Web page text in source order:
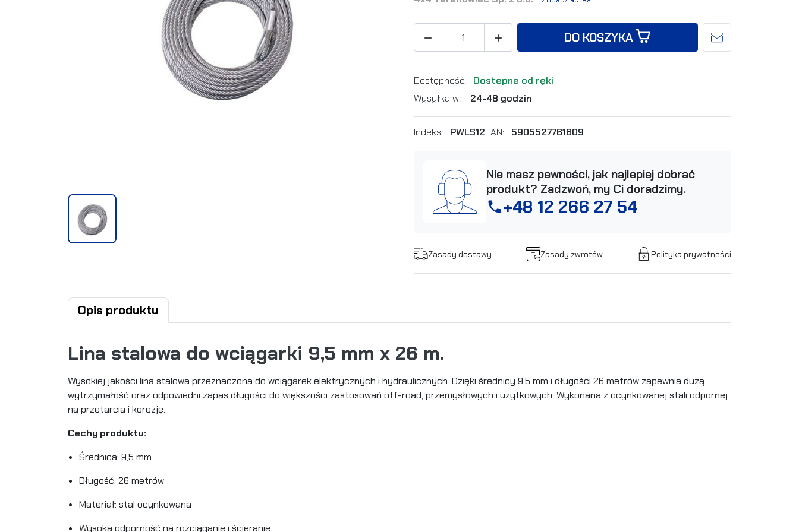
  DO KOSZYKA
Dostępność:
Dostepne od ręki
Wysyłka w:
24-48 godzin
Indeks: PWLS12EAN: 5905527761609
Nie masz pewności, jak najlepiej dobrać
produkt? Zadzwoń, my Ci doradzimy.
phone+48 12 266 27 54
Zasady dostawy Zasady zwrotów Polityka prywatności
Opis produktu
Lina stalowa do wciągarki 9,5 mm x 26 m.
Wysokiej jakości lina stalowa przeznaczona do wciągarek elektrycznych i hydraulicznych. Dzięki średnicy 9,5 mm i długości 26 metrów zapewnia dużą
wytrzymałość oraz odpowiedni zapas długości do większości zastosowań off-road, przemysłowych i użytkowych. Wykonana z ocynkowanej stali odpornej
na przetarcia i korozję.
Cechy produktu:
Średnica: 9,5 mm
Długość: 26 metrów
Materiał: stal ocynkowana
Wysoka odporność na rozciąganie i ścieranie